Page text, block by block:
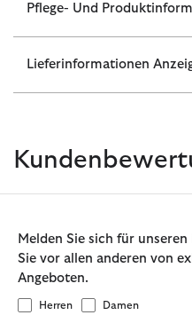
Pflege- Und
Lieferinformationen
Melden Sie sich für
Sie vor allen anderen von
Angeboten.
Herren Damen